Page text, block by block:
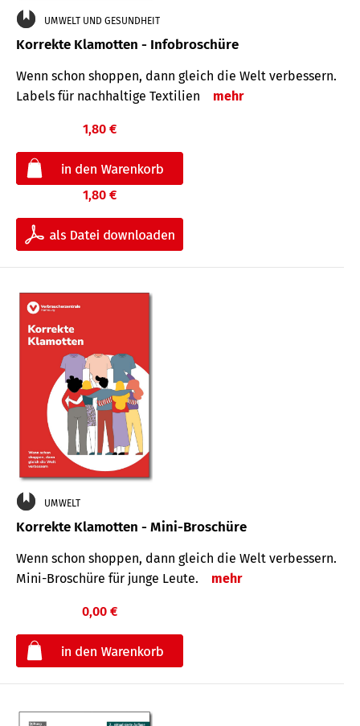
UMWELT UND GESUNDHEIT
Korrekte Klamotten - Infobroschüre
Wenn schon shoppen, dann gleich die Welt verbessern.
Labels für nachhaltige Textilien
mehr
1,80 €
1,80 €
UMWELT
Korrekte Klamotten - Mini-Broschüre
Wenn schon shoppen, dann gleich die Welt verbessern.
Mini-Broschüre für junge Leute.
mehr
0,00 €